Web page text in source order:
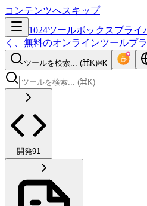
コンテンツへスキップ
1024ツールボックスプライ
く、無料のオンラインツールプ
ツールを検索... (⌘K)⌘K
開発91